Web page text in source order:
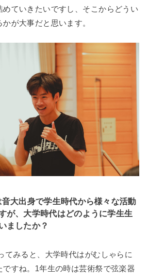
めていきたいですし、そこからどうい
が大事だと思います。
大出身で学生時代から様々な活動
が、大学時代はどのように学生生
ましたか？
てみると、大学時代はがむしゃらに
ですね。1年生の時は芸術祭で弦楽器